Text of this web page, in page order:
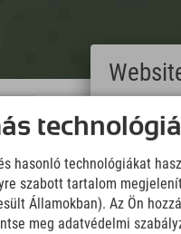
übernehmen keine
Wir empfehlen
hasonló technológiákat
szabott tartalom
Államokban). Az Ön
meg adatvédelmi
Deutsch
(German)
(English)
Italiano
(Italian)
Čeština